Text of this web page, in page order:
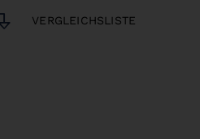
VERGLEICHSLISTE